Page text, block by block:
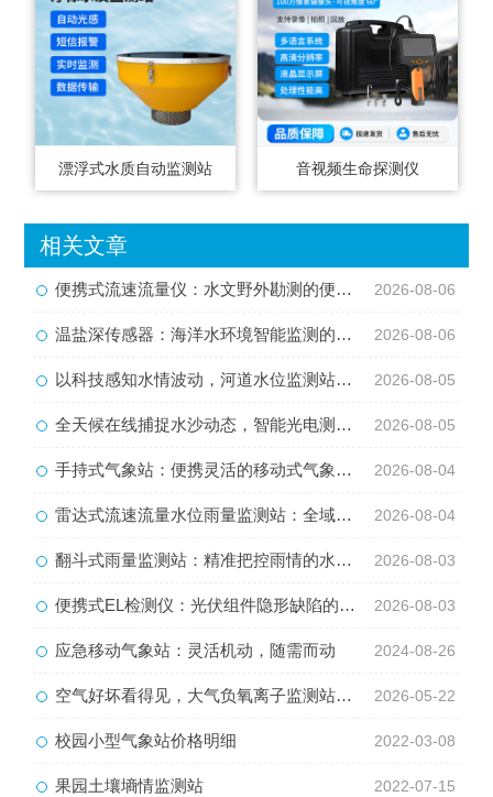
漂浮式水质自动监测站 音视频生命探测仪
相关文章
便携式流速流量仪：水文野外勘测的便携智能检测利器 2026-08-06
温盐深传感器：海洋水环境智能监测的核心感知设备 2026-08-06
以科技感知水情波动，河道水位监测站守护流域河道安全 2026-08-05
全天候在线捕捉水沙动态，智能光电测沙仪守护水域水沙安全 2026-08-05
手持式气象站：便携灵活的移动式气象监测智能设备 2026-08-04
雷达式流速流量水位雨量监测站：全域水文智慧监测一体化设备 2026-08-04
翻斗式雨量监测站：精准把控雨情的水利水文监测设备 2026-08-03
便携式EL检测仪：光伏组件隐形缺陷的移动检测利器 2026-08-03
应急移动气象站：灵活机动，随需而动 2024-08-26
空气好坏看得见，大气负氧离子监测站守护人居好空气 2026-05-22
校园小型气象站价格明细 2022-03-08
果园土壤墒情监测站 2022-07-15